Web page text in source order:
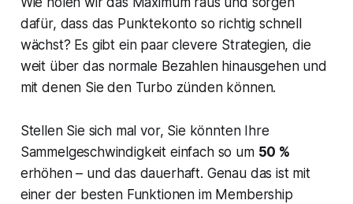
dafür, dass das Punktekonto so richtig schnell
wächst? Es gibt ein paar clevere Strategien, die
weit über das normale Bezahlen hinausgehen und
mit denen Sie den Turbo zünden können.
Stellen Sie sich mal vor, Sie könnten Ihre
Sammelgeschwindigkeit einfach so um 50 %
erhöhen – und das dauerhaft. Genau das ist mit
einer der besten Funktionen im Membership